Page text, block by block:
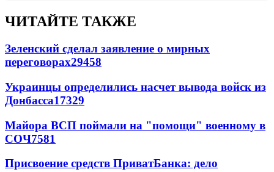
ЧИТАЙТЕ ТАКЖЕ
Зеленский сделал заявление о мирных
переговорах29458
Украинцы определились насчет вывода войск из
Донбасса17329
Майора ВСП поймали на "помощи" военному в
СОЧ7581
Присвоение средств ПриватБанка: дело